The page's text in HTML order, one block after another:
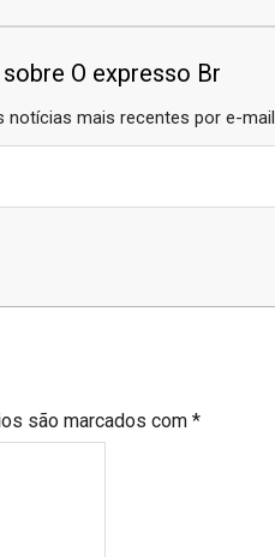
O expresso Br
mais recentes por e-mail.
são marcados com *